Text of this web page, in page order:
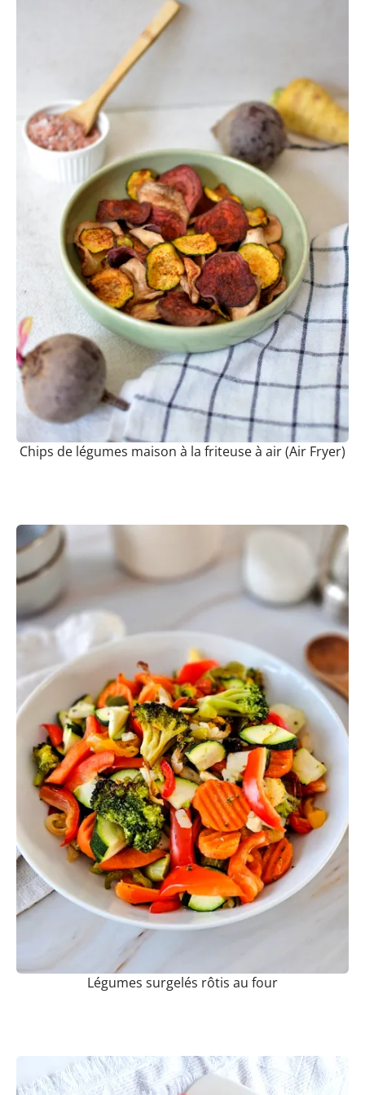
Chips de légumes maison à la friteuse à air (Air Fryer)
Légumes surgelés rôtis au four